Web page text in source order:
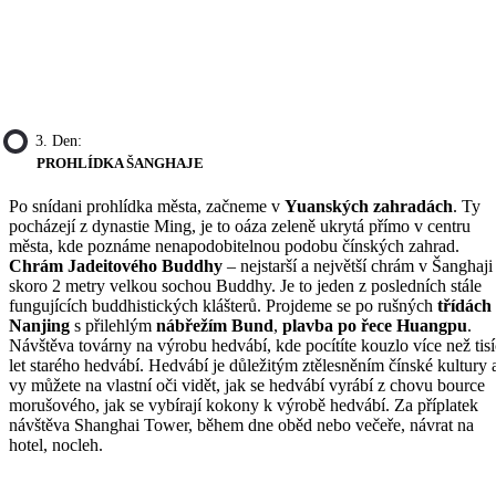
3. Den:
PROHLÍDKA ŠANGHAJE
Po snídani prohlídka města, začneme v Yuanských zahradách. Ty
pocházejí z dynastie Ming, je to oáza zeleně ukrytá přímo v centru
města, kde poznáme nenapodobitelnou podobu čínských zahrad.
Chrám Jadeitového Buddhy – nejstarší a největší chrám v Šanghaji
skoro 2 metry velkou sochou Buddhy. Je to jeden z posledních stále
fungujících buddhistických klášterů. Projdeme se po rušných třídách
Nanjing s přilehlým nábřežím Bund, plavba po řece Huangpu.
Návštěva továrny na výrobu hedvábí, kde pocítíte kouzlo více než
let starého hedvábí. Hedvábí je důležitým ztělesněním čínské kultury
vy můžete na vlastní oči vidět, jak se hedvábí vyrábí z chovu bource
morušového, jak se vybírají kokony k výrobě hedvábí. Za příplatek
návštěva Shanghai Tower, během dne oběd nebo večeře, návrat na
hotel, nocleh.